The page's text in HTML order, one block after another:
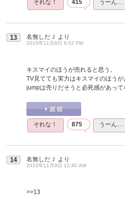
それな！ 415 うーん…
13 名無しだＪ より
2015年11月8日 8:52 PM
キスマイのほうが売れると思う。
TV見てても実力はキスマイのほうが
jumpは売りだそうと必死感があっ
それな！ 875 うーん…
14 名無しだＪ より
2015年11月9日 12:40 AM
>>13